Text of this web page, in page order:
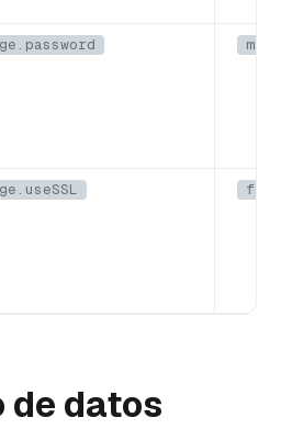
false
de datos